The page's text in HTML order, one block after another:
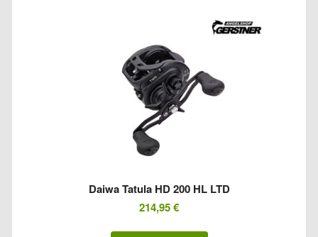
Daiwa Tatula HD 200 HL LTD
214,95€